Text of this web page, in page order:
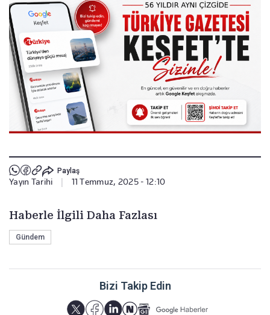
Paylaş
Yayın Tarihi 11 Temmuz, 2025 - 12:10
Haberle İlgili Daha Fazlası
Gündem
Bizi Takip Edin